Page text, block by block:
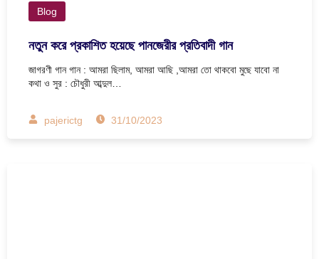
Blog
নতুন করে প্রকাশিত হয়েছে পানজেরীর প্রতিবাদী গান
জাগরণী গান গান : আমরা ছিলাম, আমরা আছি ,আমরা তো থাকবো মুছে যাবো না
কথা ও সুর : চৌধুরী আব্দুল…
pajerictg 31/10/2023